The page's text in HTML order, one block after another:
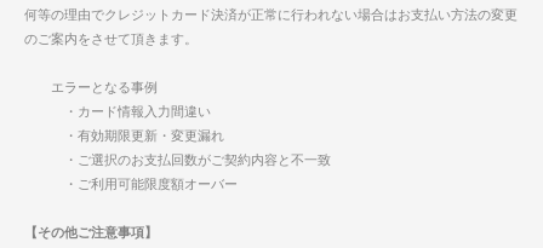
何等の理由でクレジットカード決済が正常に行われない場合はお支払い方法の変更
のご案内をさせて頂きます。
エラーとなる事例
・カード情報入力間違い
・有効期限更新・変更漏れ
・ご選択のお支払回数がご契約内容と不一致
・ご利用可能限度額オーバー
【その他ご注意事項】